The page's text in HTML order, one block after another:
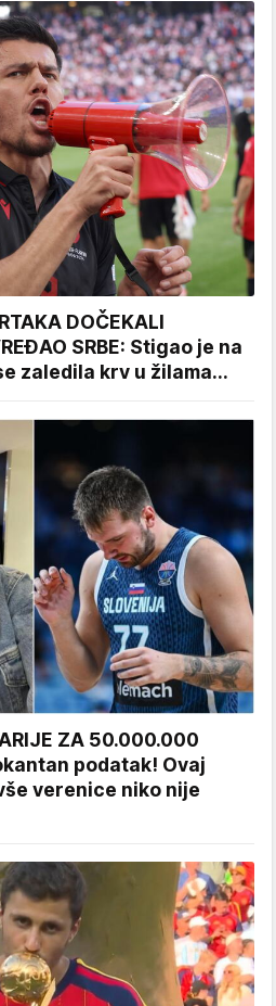
DOČEKALI
SRBE: Stigao je na
zaledila krv u žilama...
ZA 50.000.000
podatak! Ovaj
verenice niko nije